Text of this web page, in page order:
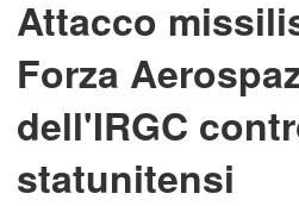
Attacco
Forza
dell'IRGC
statunitensi